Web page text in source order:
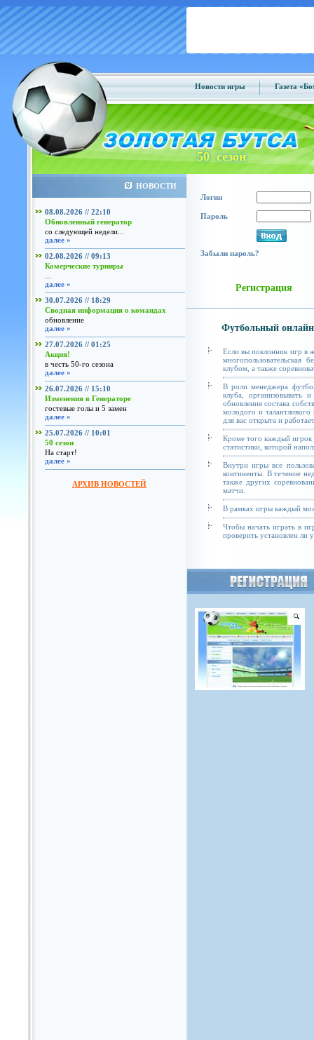
Новости игры Газета
50 сезон
НОВОСТИ
08.08.2026 // 22:10
Обновленный генератор
со следующей недели...
далее »
02.08.2026 // 09:13
Комерческие турниры
далее »
30.07.2026 // 18:29
Сводная информация о командах
обновление
далее »
27.07.2026 // 01:25
Акция!
в честь 50-го сезона
далее »
26.07.2026 // 15:10
Изменения в Генераторе
гостевые голы и 5 замен
далее »
25.07.2026 // 10:01
50 сезон
На старт!
далее »
АРХИВ НОВОСТЕЙ
Логин
Пароль
Забыли пароль?
Регистрация
Футбольный
Если вы поклонник игр в
клубом, а также
В роли менеджера
клуба, организовывать
обновления состава
молодого и талантливого
для вас открыта и
Кроме того каждый игрок
статистики, которой
Внутри игры все
континенты. В течение
также других
матчи.
В рамках игры каждый
Чтобы начать играть в
проверить установлен ли